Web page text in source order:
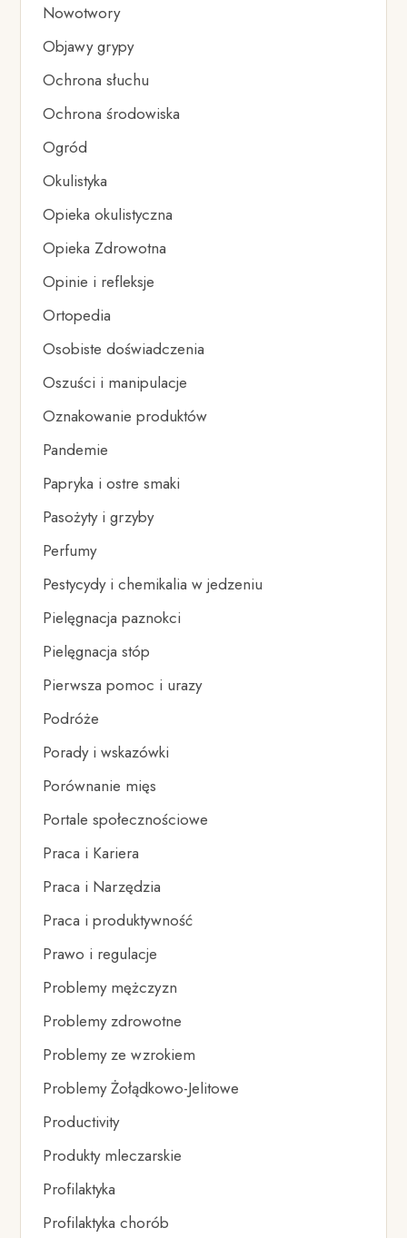
Nowotwory
Objawy grypy
Ochrona słuchu
Ochrona środowiska
Ogród
Okulistyka
Opieka okulistyczna
Opieka Zdrowotna
Opinie i refleksje
Ortopedia
Osobiste doświadczenia
Oszuści i manipulacje
Oznakowanie produktów
Pandemie
Papryka i ostre smaki
Pasożyty i grzyby
Perfumy
Pestycydy i chemikalia w jedzeniu
Pielęgnacja paznokci
Pielęgnacja stóp
Pierwsza pomoc i urazy
Podróże
Porady i wskazówki
Porównanie mięs
Portale społecznościowe
Praca i Kariera
Praca i Narzędzia
Praca i produktywność
Prawo i regulacje
Problemy mężczyzn
Problemy zdrowotne
Problemy ze wzrokiem
Problemy Żołądkowo-Jelitowe
Productivity
Produkty mleczarskie
Profilaktyka
Profilaktyka chorób